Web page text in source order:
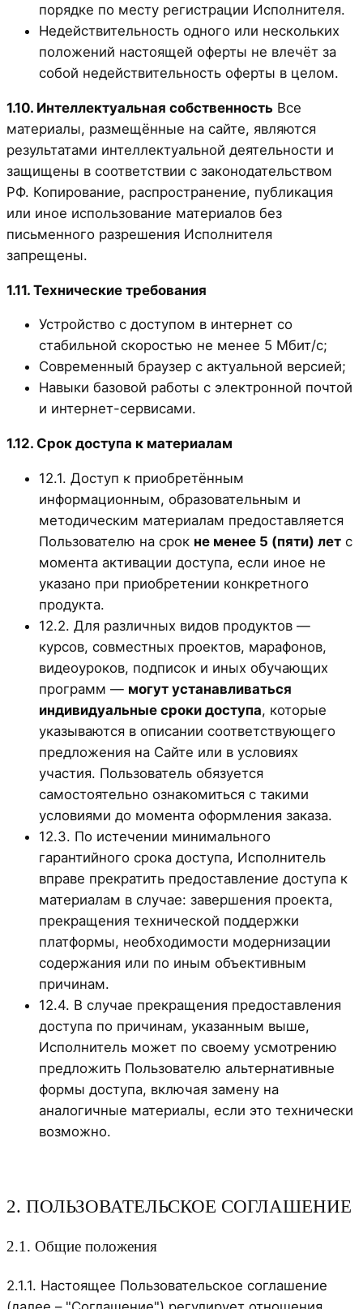
порядке по месту регистрации Исполнителя.
Недействительность одного или нескольких
положений настоящей оферты не влечёт за
собой недействительность оферты в целом.
1.10. Интеллектуальная собственность Все
материалы, размещённые на сайте, являются
результатами интеллектуальной деятельности и
защищены в соответствии с законодательством
РФ. Копирование, распространение, публикация
или иное использование материалов без
письменного разрешения Исполнителя
запрещены.
1.11. Технические требования
Устройство с доступом в интернет со
стабильной скоростью не менее 5 Мбит/с;
Современный браузер с актуальной версией;
Навыки базовой работы с электронной почтой
и интернет-сервисами.
1.12. Срок доступа к материалам
12.1. Доступ к приобретённым
информационным, образовательным и
методическим материалам предоставляется
Пользователю на срок не менее 5 (пяти) лет с
момента активации доступа, если иное не
указано при приобретении конкретного
продукта.
12.2. Для различных видов продуктов —
курсов, совместных проектов, марафонов,
видеоуроков, подписок и иных обучающих
программ — могут устанавливаться
индивидуальные сроки доступа, которые
указываются в описании соответствующего
предложения на Сайте или в условиях
участия. Пользователь обязуется
самостоятельно ознакомиться с такими
условиями до момента оформления заказа.
12.3. По истечении минимального
гарантийного срока доступа, Исполнитель
вправе прекратить предоставление доступа к
материалам в случае: завершения проекта,
прекращения технической поддержки
платформы, необходимости модернизации
содержания или по иным объективным
причинам.
12.4. В случае прекращения предоставления
доступа по причинам, указанным выше,
Исполнитель может по своему усмотрению
предложить Пользователю альтернативные
формы доступа, включая замену на
аналогичные материалы, если это технически
возможно.
2. ПОЛЬЗОВАТЕЛЬСКОЕ СОГЛАШЕНИЕ
2.1. Общие положения
2.1.1. Настоящее Пользовательское соглашение